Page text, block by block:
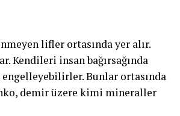
lifler ortasında yer alır.
Kendileri insan bağırsağında
Bunlar ortasında
demir üzere kimi mineraller